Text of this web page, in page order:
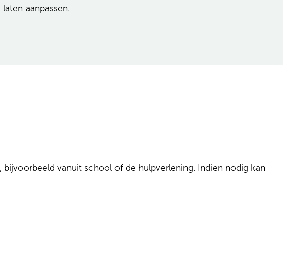
aanpassen.
vanuit school of de hulpverlening. Indien nodig kan